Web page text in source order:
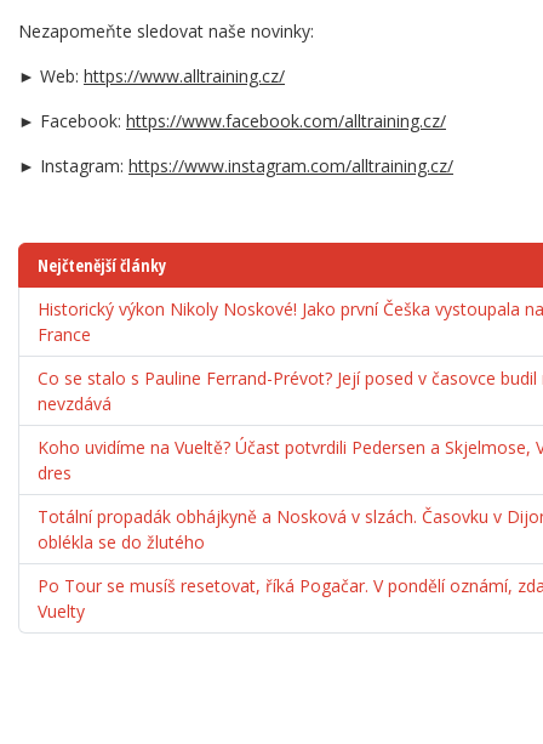
Nezapomeňte sledovat naše novinky:
► Web: https://www.alltraining.cz/
► Facebook: https://www.facebook.com/alltraining.cz/
► Instagram: https://www.instagram.com/alltraining.cz/
Nejčtenější články
Historický výkon Nikoly Noskové! Jako první Češka vystoupala
France
Co se stalo s Pauline Ferrand-Prévot? Její posed v časovce
nevzdává
Koho uvidíme na Vueltě? Účast potvrdili Pedersen a Skjelmose,
dres
Totální propadák obhájkyně a Nosková v slzách. Časovku v
oblékla se do žlutého
Po Tour se musíš resetovat, říká Pogačar. V pondělí oznámí,
Vuelty